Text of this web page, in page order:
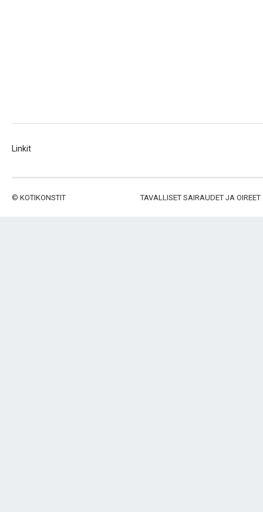
Linkit
© KOTIKONSTIT TAVALLISET SAIRAUDET JA OIREET